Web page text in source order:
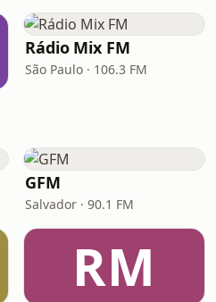
Rádio Mix FM
São Paulo · 106.3 FM
GFM
Salvador · 90.1 FM
RM